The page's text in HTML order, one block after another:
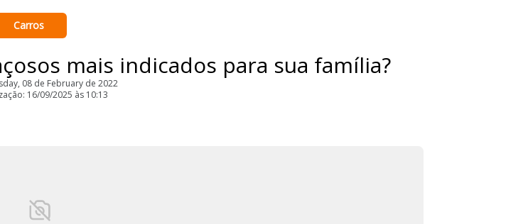
Carros
mais indicados para sua família?
08 de February de 2022
16/09/2025 às 10:13